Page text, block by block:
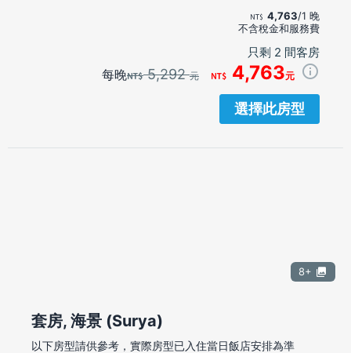
4,763/1 晚
不含稅金和服務費
只剩 2 間客房
每晚 5,292元 4,763元
選擇此房型
8+
套房, 海景 (Surya)
以下房型請供參考，實際房型已入住當日飯店安排為準